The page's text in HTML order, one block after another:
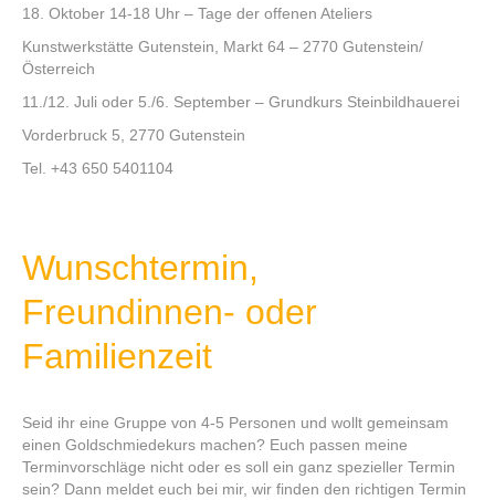
18. Oktober 14-18 Uhr – Tage der offenen Ateliers
Kunstwerkstätte Gutenstein, Markt 64 – 2770 Gutenstein/
Österreich
11./12. Juli oder 5./6. September – Grundkurs Steinbildhauerei
Vorderbruck 5, 2770 Gutenstein
Tel. +43 650 5401104
Wunschtermin,
Freundinnen- oder
Familienzeit
Seid ihr eine Gruppe von 4-5 Personen und wollt gemeinsam
einen Goldschmiedekurs machen? Euch passen meine
Terminvorschläge nicht oder es soll ein ganz spezieller Termin
sein? Dann meldet euch bei mir, wir finden den richtigen Termin